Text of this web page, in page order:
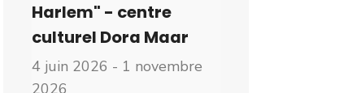
Harlem" - centre
culturel Dora Maar
4 juin 2026 - 1 novembre
2026